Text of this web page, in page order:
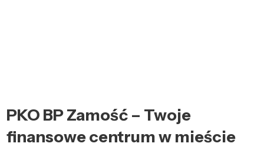
PKO BP Zamość – Twoje
finansowe centrum w mieście